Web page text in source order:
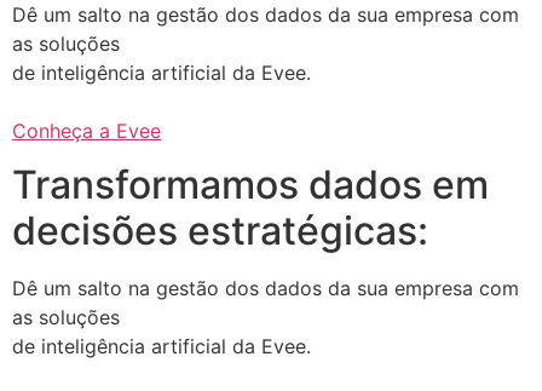
Dê um salto na gestão dos dados da sua empresa com
as soluções
de inteligência artificial da Evee.
Conheça a Evee
Transformamos dados em
decisões estratégicas:
Dê um salto na gestão dos dados da sua empresa com
as soluções
de inteligência artificial da Evee.